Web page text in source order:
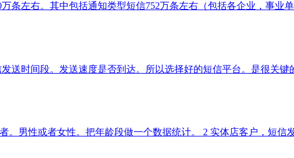
条左右。其中包括通知类型短信752万条左右（包括各企业，事业
送时间段。发送速度是否到达。所以选择好的短信平台。是很关
。男性或者女性。把年龄段做一个数据统计。 2 实体店客户，短信